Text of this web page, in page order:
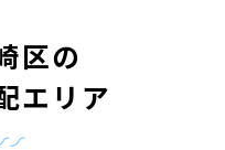
区の
エリア